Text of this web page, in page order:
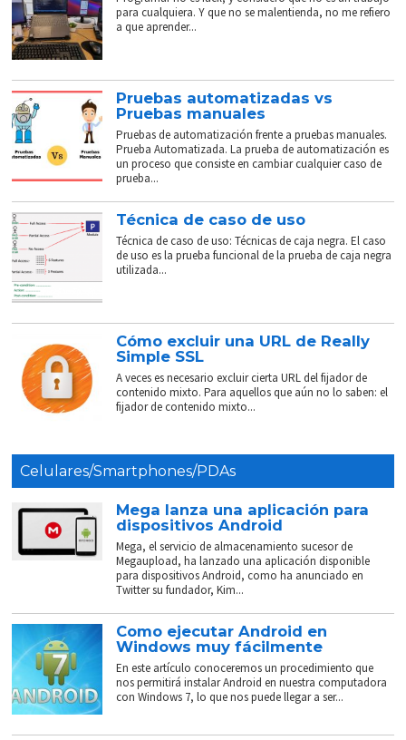
para cualquiera. Y que no se malentienda, no me refiero
a que aprender...
Pruebas automatizadas vs
Pruebas manuales
Pruebas de automatización frente a pruebas manuales.
Prueba Automatizada. La prueba de automatización es
un proceso que consiste en cambiar cualquier caso de
prueba...
Técnica de caso de uso
Técnica de caso de uso: Técnicas de caja negra. El caso
de uso es la prueba funcional de la prueba de caja negra
utilizada...
Cómo excluir una URL de Really
Simple SSL
A veces es necesario excluir cierta URL del fijador de
contenido mixto. Para aquellos que aún no lo saben: el
fijador de contenido mixto...
Celulares/Smartphones/PDAs
Mega lanza una aplicación para
dispositivos Android
Mega, el servicio de almacenamiento sucesor de
Megaupload, ha lanzado una aplicación disponible
para dispositivos Android, como ha anunciado en
Twitter su fundador, Kim...
Como ejecutar Android en
Windows muy fácilmente
En este artículo conoceremos un procedimiento que
nos permitirá instalar Android en nuestra computadora
con Windows 7, lo que nos puede llegar a ser...